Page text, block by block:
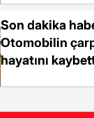
Son dakika
Otomobilin
hayatını